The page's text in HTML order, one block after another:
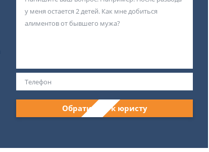
Обратиться к юристу